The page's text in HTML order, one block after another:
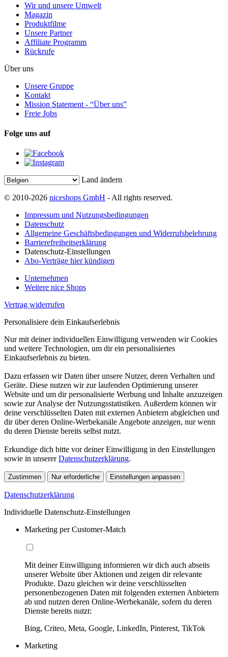
Wir und unsere Umwelt
Magazin
Produktfilme
Unsere Partner
Affiliate Programm
Rückrufe
Über uns
Unsere Gruppe
Kontakt
Mission Statement - “Über uns”
Freie Jobs
Folge uns auf
Land ändern
© 2010-2026 niceshops GmbH - All rights reserved.
Impressum und Nutzungsbedingungen
Datenschutz
Allgemeine Geschäftsbedingungen und Widerrufsbelehrung
Barrierefreiheitserklärung
Datenschutz-Einstellungen
Abo-Verträge hier kündigen
Unternehmen
Weitere nice Shops
Vertrag widerrufen
Personalisiere dein Einkaufserlebnis
Nur mit deiner individuellen Einwilligung verwenden wir Cookies
und weitere Technologien, um dir ein personalisiertes
Einkaufserlebnis zu bieten.
Dazu erfassen wir Daten über unsere Nutzer, deren Verhalten und
Geräte. Diese nutzen wir zur laufenden Optimierung unserer
Website und um dir personalisierte Werbung und Inhalte anzuzeigen
sowie zur Analyse der Nutzungsstatistiken. Außerdem können wir
deine verschlüsselten Daten mit externen Anbietern abgleichen und
dir über deren Online-Werbekanäle Angebote anzeigen, nur wenn
du deren Dienste bereits selbst nutzt.
Erkundige dich bitte vor deiner Einwilligung in den Einstellungen
sowie in unsererDatenschutzerklärung.
Zustimmen Nur erforderliche Einstellungen anpassen
Datenschutzerklärung
Individuelle Datenschutz-Einstellungen
Marketing per Customer-Match
Mit deiner Einwilligung informieren wir dich auch abseits
unserer Website über Aktionen und zeigen dir relevante
Produkte. Dazu gleichen wir deine verschlüsselten
personenbezogenen Daten mit folgenden externen Anbietern
ab und nutzen deren Online-Werbekanäle, sofern du deren
Dienste bereits nutzt:
Bing, Criteo, Meta, Google, LinkedIn, Pinterest, TikTok
Marketing